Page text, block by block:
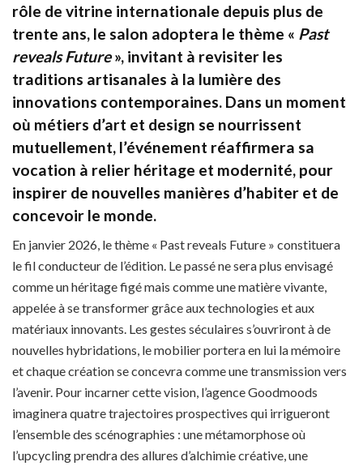
rôle de vitrine internationale depuis plus de
trente ans, le salon adoptera le thème « Past
reveals Future», invitant à revisiter les
traditions artisanales à la lumière des
innovations contemporaines. Dans un moment
où métiers d’art et design se nourrissent
mutuellement, l’événement réaffirmera sa
vocation à relier héritage et modernité, pour
inspirer de nouvelles manières d’habiter et de
concevoir le monde.
En janvier 2026, le thème « Past reveals Future » constituera
le fil conducteur de l’édition. Le passé ne sera plus envisagé
comme un héritage figé mais comme une matière vivante,
appelée à se transformer grâce aux technologies et aux
matériaux innovants. Les gestes séculaires s’ouvriront à de
nouvelles hybridations, le mobilier portera en lui la mémoire
et chaque création se concevra comme une transmission vers
l’avenir. Pour incarner cette vision, l’agence Goodmoods
imaginera quatre trajectoires prospectives qui irrigueront
l’ensemble des scénographies : une métamorphose où
l’upcycling prendra des allures d’alchimie créative, une